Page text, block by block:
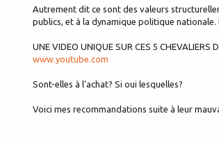
Autrement dit ce sont des valeurs
publics, et à la dynamique politique
UNE VIDEO UNIQUE SUR CES 5 CHEVALIERS
www.youtube.com
Sont-elles à l'achat? Si oui lesquelles?
Voici mes recommandations suite à leur